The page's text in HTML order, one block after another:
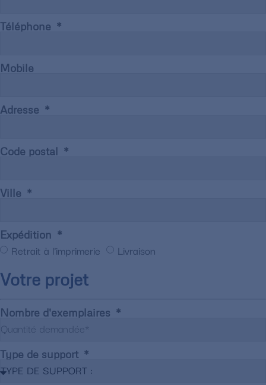
Téléphone
Mobile
Adresse
Code postal
Ville
Expédition
Retrait à l'imprimerie Livraison
Votre projet
Nombre d'exemplaires
Type de support